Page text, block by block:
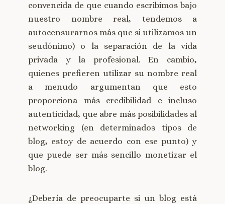
convencida de que cuando escribimos bajo
nuestro nombre real, tendemos a
autocensurarnos más que si utilizamos un
seudónimo) o la separación de la vida
privada y la profesional. En cambio,
quienes prefieren utilizar su nombre real
a menudo argumentan que esto
proporciona más credibilidad e incluso
autenticidad, que abre más posibilidades al
networking (en determinados tipos de
blog, estoy de acuerdo con ese punto) y
que puede ser más sencillo monetizar el
blog.
¿Debería de preocuparte si un blog está